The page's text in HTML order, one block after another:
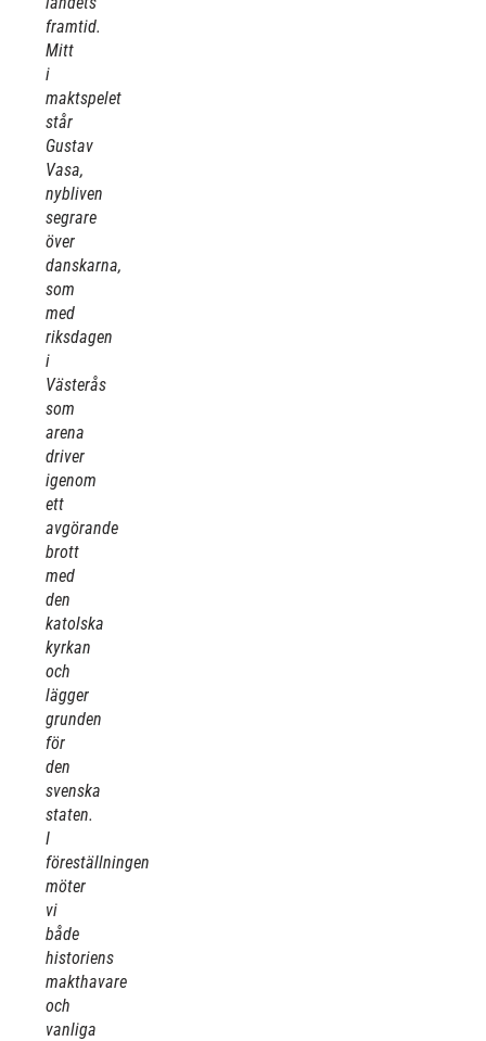
framtid.
Mitt
i
maktspelet
står
Gustav
Vasa,
nybliven
segrare
över
danskarna,
som
med
riksdagen
i
Västerås
som
arena
driver
igenom
ett
avgörande
brott
med
den
katolska
kyrkan
och
lägger
grunden
för
den
svenska
staten.
I
föreställningen
möter
vi
både
historiens
makthavare
och
vanliga